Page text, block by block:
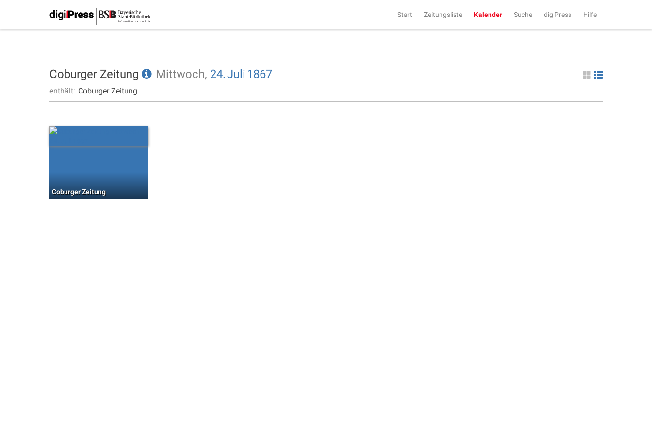
Start Zeitungsliste Kalender Suche digiPress Hilfe
Coburger Zeitung Mittwoch, 24.Juli 1867
enthält: Coburger Zeitung
Coburger Zeitung